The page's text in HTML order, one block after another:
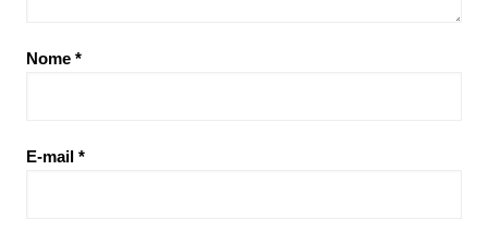
Nome *
E-mail *